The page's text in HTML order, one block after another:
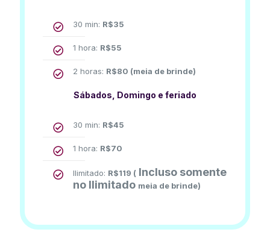
30 min: R$35
1 hora: R$55
2 horas: R$80 (meia de brinde)
Sábados, Domingo e feriado
30 min: R$45
1 hora: R$70
Ilimitado: R$119 ( Incluso somente
no Ilimitado meia de brinde)